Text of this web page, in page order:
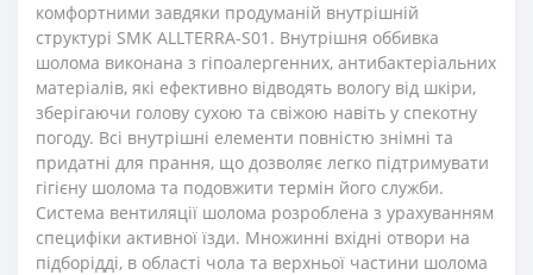
комфортними завдяки продуманій внутрішній
структурі SMK ALLTERRA-S01. Внутрішня оббивка
шолома виконана з гіпоалергенних, антибактеріальних
матеріалів, які ефективно відводять вологу від шкіри,
зберігаючи голову сухою та свіжою навіть у спекотну
погоду. Всі внутрішні елементи повністю знімні та
придатні для прання, що дозволяє легко підтримувати
гігієну шолома та подовжити термін його служби.
Система вентиляції шолома розроблена з урахуванням
специфіки активної їзди. Множинні вхідні отвори на
підборідді, в області чола та верхньої частини шолома